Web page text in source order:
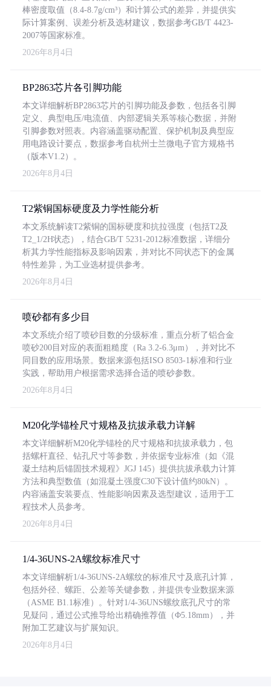
棒密度取值（8.4-8.7g/cm³）和计算公式的差异，并提供实
际计算案例、误差分析及选材建议，数据参考GB/T 4423-
2007等国家标准。
2026年8月4日
BP2863芯片各引脚功能
本文详细解析BP2863芯片的引脚功能及参数，包括各引脚
定义、典型电压/电流值、内部逻辑关系等核心数据，并附
引脚参数对照表。内容涵盖驱动配置、保护机制及典型应
用电路设计要点，数据参考自杭州士兰微电子官方规格书
（版本V1.2）。
2026年8月4日
T2紫铜国标硬度及力学性能分析
本文系统解读T2紫铜的国标硬度和抗拉强度（包括T2及
T2_1/2H状态），结合GB/T 5231-2012标准数据，详细分
析其力学性能指标及影响因素，并对比不同状态下的金属
特性差异，为工业选材提供参考。
2026年8月4日
喷砂都有多少目
本文系统介绍了喷砂目数的分级标准，重点分析了铝合金
喷砂200目对应的表面粗糙度（Ra 3.2-6.3μm），并对比不
同目数的应用场景。数据来源包括ISO 8503-1标准和行业
实践，帮助用户根据需求选择合适的喷砂参数。
2026年8月4日
M20化学锚栓尺寸规格及抗拔承载力详解
本文详细解析M20化学锚栓的尺寸规格和抗拔承载力，包
括螺杆直径、钻孔尺寸等参数，并依据专业标准（如《混
凝土结构后锚固技术规程》JGJ 145）提供抗拔承载力计算
方法和典型数值（如混凝土强度C30下设计值约80kN）。
内容涵盖安装要点、性能影响因素及选型建议，适用于工
程技术人员参考。
2026年8月4日
1/4-36UNS-2A螺纹标准尺寸
本文详细解析1/4-36UNS-2A螺纹的标准尺寸及底孔计算，
包括外径、螺距、公差等关键参数，并提供专业数据来源
（ASME B1.1标准）。针对1/4-36UNS螺纹底孔尺寸的常
见疑问，通过公式推导给出精确推荐值（Φ5.18mm），并
附加工艺建议与扩展知识。
2026年8月4日